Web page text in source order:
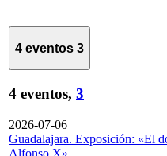
4 eventos 3
4 eventos, 3
2026-07-06
Guadalajara. Exposición: «El
Alfonso X»